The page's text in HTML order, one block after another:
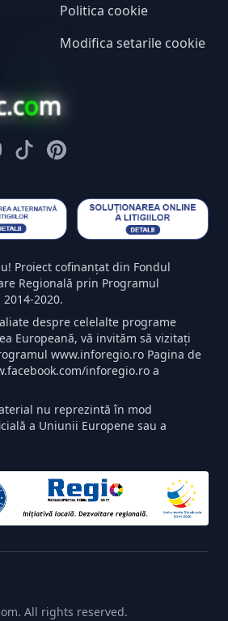
Politica cookie
Modifica setarile cookie
om
TiktokPinterest
Proiect cofinanțat din Fondul
Regională prin Programul
2020.
despre celelalte programe
Europeană, vă invităm să vizitați
www.inforegio.ro Pagina de
inforegio.ro a
nu reprezintă în mod
a Uniunii Europene sau a
All rights reserved.